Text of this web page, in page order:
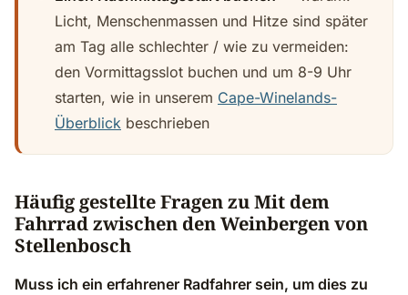
Licht, Menschenmassen und Hitze sind später
am Tag alle schlechter / wie zu vermeiden:
den Vormittagsslot buchen und um 8-9 Uhr
starten, wie in unserem Cape-Winelands-
Überblick beschrieben
Häufig gestellte Fragen zu Mit dem
Fahrrad zwischen den Weinbergen von
Stellenbosch
Muss ich ein erfahrener Radfahrer sein, um dies zu